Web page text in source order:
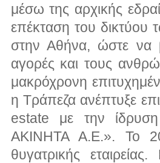
μέσω της αρχικής
επέκταση του δικτύου
στην Αθήνα, ώστε να
αγορές και τους
μακρόχρονη
η Τράπεζα ανέπτυξε
estate με την ίδρυση
ΑΚΙΝΗΤΑ Α.Ε.». Το
θυγατρικής